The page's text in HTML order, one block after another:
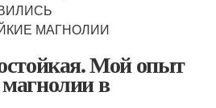
Мой опыт
в